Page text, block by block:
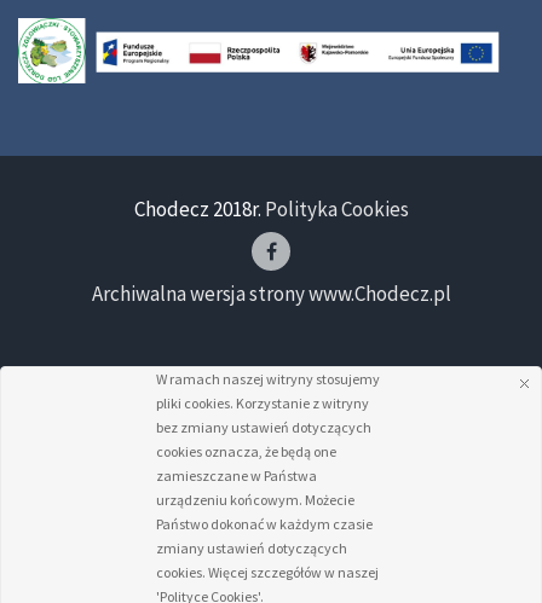
Chodecz 2018r. Polityka Cookies
Archiwalna wersja strony www.Chodecz.pl
W ramach naszej witryny stosujemy
pliki cookies. Korzystanie z witryny
bez zmiany ustawień dotyczących
cookies oznacza, że będą one
zamieszczane w Państwa
urządzeniu końcowym. Możecie
Państwo dokonać w każdym czasie
zmiany ustawień dotyczących
cookies. Więcej szczegółów w naszej
'Polityce Cookies'.